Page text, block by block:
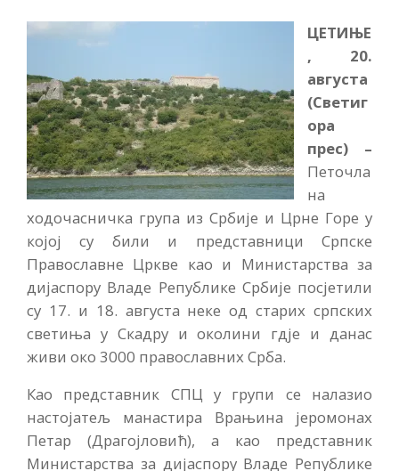
ЦЕТИЊЕ
, 20.
августа
(Светиг
ора
прес) –
Петочла
на
ходочасничка група из Србије и Црне Горе у
којој су били и представници Српске
Православне Цркве као и Министарства за
дијаспору Владе Републике Србије посјетили
су 17. и 18. августа неке од старих српских
светиња у Скадру и околини гдје и данас
живи око 3000 православних Срба.
Као представник СПЦ у групи се налазио
настојатељ манастира Врањина јеромонах
Петар (Драгојловић), а као представник
Министарства за дијаспору Владе Републике